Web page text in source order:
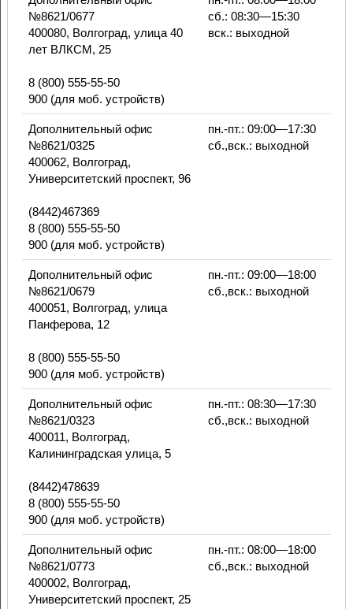
№8621/0677
400080, Волгоград, улица 40
лет ВЛКСМ, 25
8 (800) 555-55-50
900 (для моб. устройств)
сб.: 08:30—15:30
вск.: выходной
Дополнительный офис
№8621/0325
400062, Волгоград,
Университетский проспект, 96
(8442)467369
8 (800) 555-55-50
900 (для моб. устройств)
пн.-пт.: 09:00—17:30
сб.,вск.: выходной
Дополнительный офис
№8621/0679
400051, Волгоград, улица
Панферова, 12
8 (800) 555-55-50
900 (для моб. устройств)
пн.-пт.: 09:00—18:00
сб.,вск.: выходной
Дополнительный офис
№8621/0323
400011, Волгоград,
Калининградская улица, 5
(8442)478639
8 (800) 555-55-50
900 (для моб. устройств)
пн.-пт.: 08:30—17:30
сб.,вск.: выходной
Дополнительный офис
№8621/0773
400002, Волгоград,
Университетский проспект, 25
пн.-пт.: 08:00—18:00
сб.,вск.: выходной